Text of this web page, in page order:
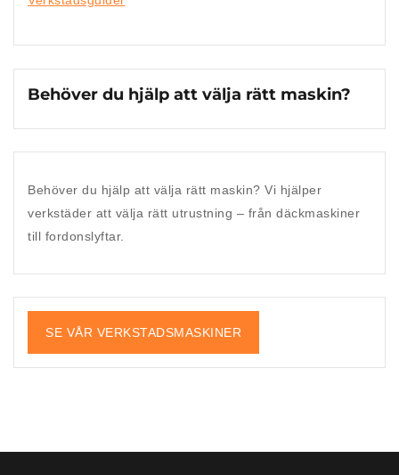
Behöver du hjälp att välja rätt maskin?
Behöver du hjälp att välja rätt maskin? Vi hjälper
verkstäder att välja rätt utrustning – från däckmaskiner
till fordonslyftar.
SE VÅR VERKSTADSMASKINER